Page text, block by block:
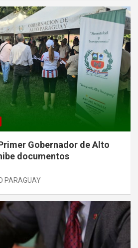
Gobernador de Alto
documentos
PARAGUAY